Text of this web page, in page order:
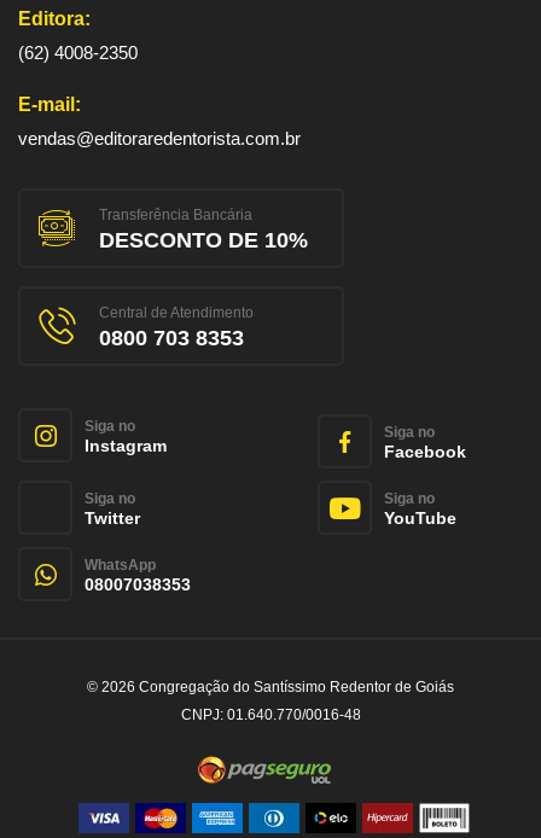
Editora:
(62) 4008-2350
E-mail:
vendas@editoraredentorista.com.br
Transferência Bancária
DESCONTO DE 10%
Central de Atendimento
0800 703 8353
Siga no
Instagram
Siga no
Facebook
Siga no
Twitter
Siga no
YouTube
WhatsApp
08007038353
© 2026 Congregação do Santíssimo Redentor de Goiás
CNPJ: 01.640.770/0016-48